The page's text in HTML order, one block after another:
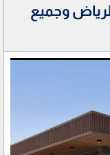
وجميع